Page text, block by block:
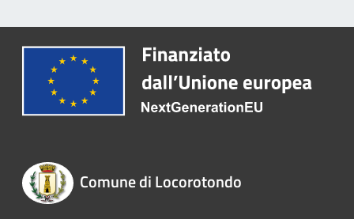
Comune di Locorotondo